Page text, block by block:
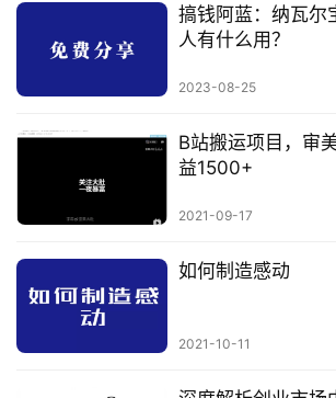
搞钱阿蓝：纳瓦尔
人有什么用？
2023-08-25
B站搬运项目，审
益1500+
2021-09-17
如何制造感动
2021-10-11